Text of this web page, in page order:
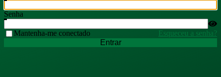
Senha
Mantenha-me conectado
Esqueceu a senha?
Entrar